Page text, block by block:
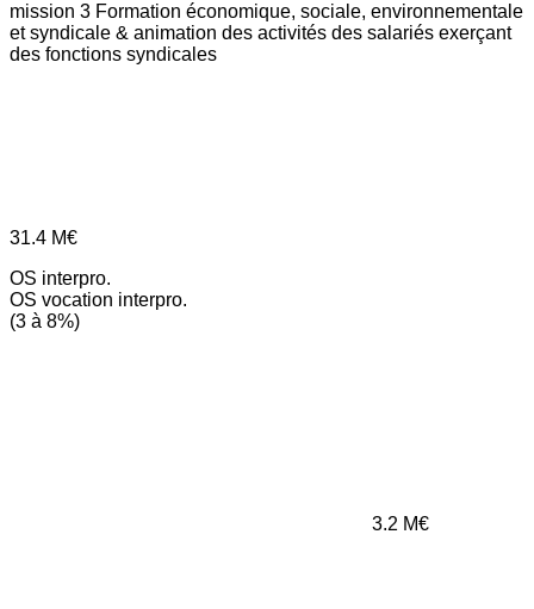
mission 3 Formation économique, sociale, environnementale
et syndicale & animation des activités des salariés exerçant
des fonctions syndicales
31.4 M€
OS interpro.
OS vocation interpro.
(3 à 8%)
3.2 M€